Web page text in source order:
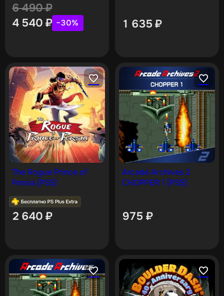
6 490₽
4 540 ₽ −30% 1 635 ₽
The Rogue Prince of
Persia [PS5]
2 640 ₽
Arcade Archives 2
CHOPPER 1 [PS5]
975 ₽